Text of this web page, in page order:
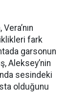
fark
garsonun
Aleksey’nin
sesindeki
olduğunu